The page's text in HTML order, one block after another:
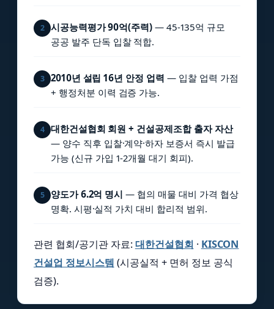
2 시공능력평가 90억(주력)— 45-135억 규모
공공 발주 단독 입찰 적합.
3 2010년 설립 16년 안정 업력 — 입찰 업력 가점
+ 행정처분 이력 검증 가능.
4
대한건설협회 회원 + 건설공제조합 출자 자산
— 양수 직후 입찰·계약·하자 보증서 즉시 발급
가능 (신규 가입 1-2개월 대기 회피).
5 양도가 6.2억 명시 — 협의 매물 대비 가격 협상
명확. 시평·실적 가치 대비 합리적 범위.
관련 협회/공기관 자료:대한건설협회 · KISCON
건설업 정보시스템 (시공실적 + 면허 정보 공식
검증).